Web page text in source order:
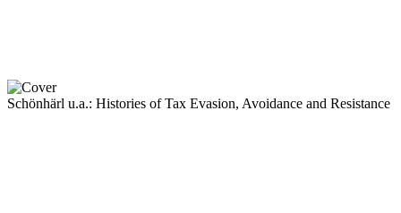
Schönhärl u.a.: Histories of Tax Evasion, Avoidance and Resistance